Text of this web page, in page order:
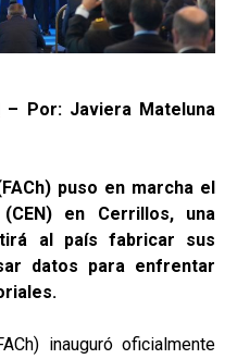
– Por: Javiera Mateluna
puso en marcha el
en Cerrillos, una
al país fabricar sus
datos para enfrentar
inauguró oficialmente